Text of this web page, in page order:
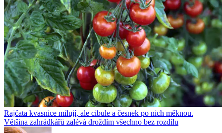
Rajčata kvasnice milují, ale cibule a česnek po nich měknou.
Většina zahrádkářů zalévá droždím všechno bez rozdílu